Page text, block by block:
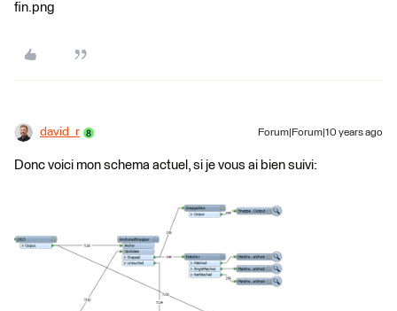
fin.png
david_r Forum|Forum|10 years ago
Donc voici mon schema actuel, si je vous ai bien suivi: